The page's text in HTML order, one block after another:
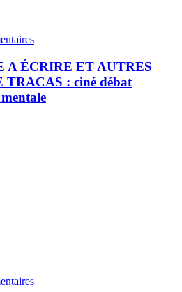
A ÉCRIRE ET AUTRES
TRACAS : ciné débat